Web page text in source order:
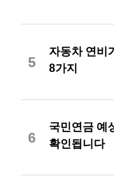
5
자동차 연비
8가지
6
국민연금 예
확인됩니다